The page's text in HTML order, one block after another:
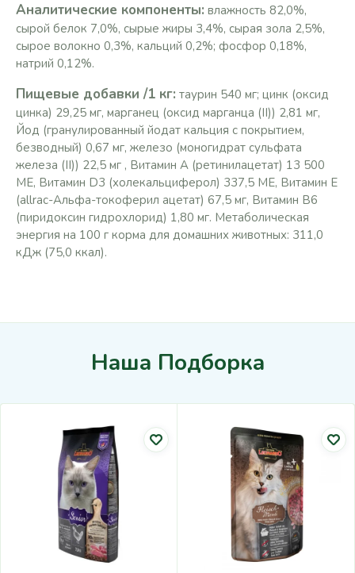
Аналитические компоненты: влажность 82,0%,
сырой белок 7,0%, сырые жиры 3,4%, сырая зола 2,5%,
сырое волокно 0,3%, кальций 0,2%; фосфор 0,18%,
натрий 0,12%.
Пищевые добавки /1 кг: таурин 540 мг; цинк (оксид
цинка) 29,25 мг, марганец (оксид марганца (II)) 2,81 мг,
Йод (гранулированный йодат кальция с покрытием,
безводный) 0,67 мг, железо (моногидрат сульфата
железа (II)) 22,5 мг , Витамин А (ретинилацетат) 13 500
МЕ, Витамин D3 (холекальциферол) 337,5 МЕ, Витамин Е
(allrac-Альфа-токоферил ацетат) 67,5 мг, Витамин В6
(пиридоксин гидрохлорид) 1,80 мг. Метаболическая
энергия на 100 г корма для домашних животных: 311,0
кДж (75,0 ккал).
Наша Подборка